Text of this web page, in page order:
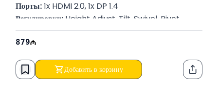
Порты: 1x HDMI 2.0, 1x DP 1.4
Регулировки: Height Adjust, Tilt, Swivel, Pivot
Вес: 6.20 Кг
P/N: 8J4D8UT
879
Добавить в корзину